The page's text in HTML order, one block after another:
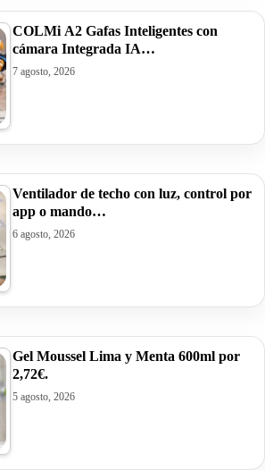
COLMi A2 Gafas Inteligentes con
cámara Integrada IA…
7 agosto, 2026
Ventilador de techo con luz, control por
app o mando…
6 agosto, 2026
Gel Moussel Lima y Menta 600ml por
2,72€.
5 agosto, 2026